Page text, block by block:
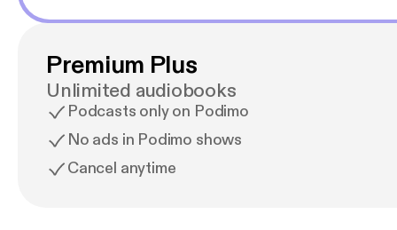
Premium Plus
Unlimited audiobooks
Podcasts only on Podimo
No ads in Podimo shows
Cancel anytime